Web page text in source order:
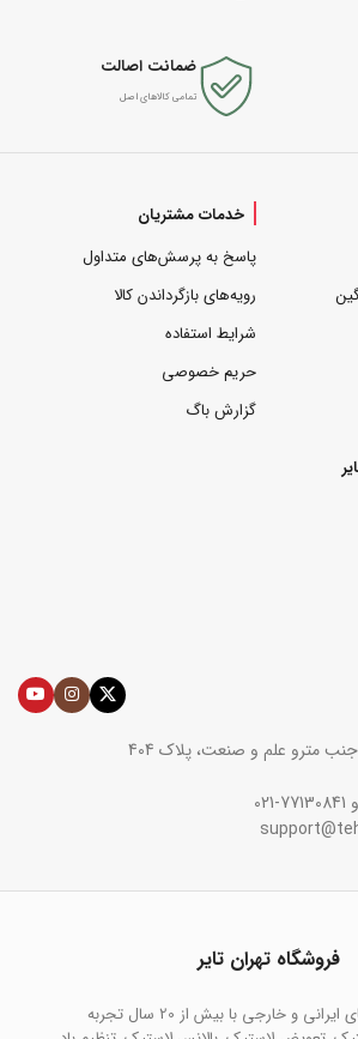
ضمانت اصالت
تمامی کالاهای اصل
خدمات مشتریان
پاسخ به پرسش‌های متداول
رویه‌های بازگرداندن کالا
شرایط استفاده
حریم خصوصی
گزارش باگ
مترو علم و صنعت، پلاک 404
فروشگاه تهران تایر
و خارجی با بیش از 20 سال تجربه